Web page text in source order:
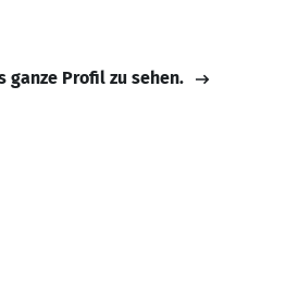
ganze Profil zu sehen.